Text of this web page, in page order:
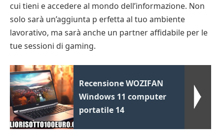
cui tieni e accedere al mondo dell’informazione. Non
solo sarà un’aggiunta p erfetta al tuo ambiente
lavorativo, ma sarà anche un partner affidabile per le
tue sessioni di gaming.
Recensione WOZIFAN
Windows 11 computer
portatile 14